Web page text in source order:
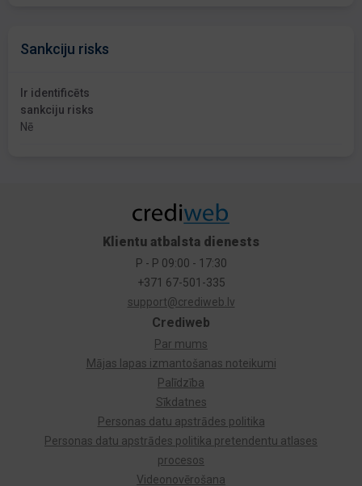
Sankciju risks
Ir identificēts
sankciju risks
Nē
Crediweb
Par mums
Mājas lapas izmantošanas noteikumi
Palīdzība
Sīkdatnes
Personas datu apstrādes politika
Personas datu apstrādes politika pretendentu atlases
procesos
Videonovērošana
Klientu atbalsta dienests
P - P 09:00 - 17:30
+371 67-501-335
support@crediweb.lv